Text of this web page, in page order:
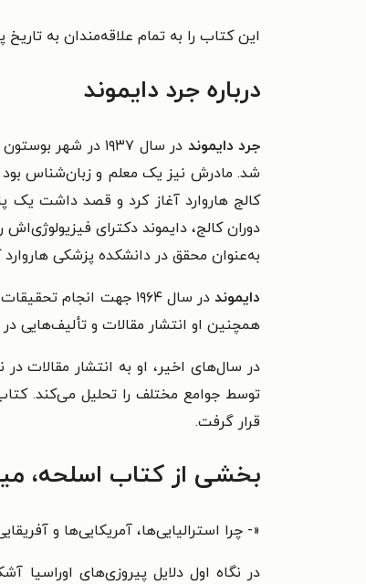
این کتاب را به تمام علاقه‌مندان به
درباره جرد دایموند
جرد دایموند
در سال ۱۹۳۷ در
شد. مادرش نیز یک معلم و زبان‌شناس بود
کالج هاروارد آغاز کرد و قصد داشت یک
دوران کالج، دایموند دکترای
به‌عنوان محقق در دانشکده پزشکی هاروارد
دایموند
در سال ۱۹۶۴ جهت
همچنین او انتشار مقالات و تألیف‌هایی
در سال‌های اخیر، او به انتشار مقالات
توسط جوامع مختلف را تحلیل می‌کند.
قرار گرفت.
بخشی از کتاب اسلحه،
«- چرا استرالیایی‌ها، آمریکایی‌ها و
در نگاه اول دلایل پیروزی‌های اوراسیا